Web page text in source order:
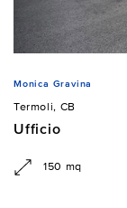
Monica Gravina
Termoli, CB
Ufficio
150 mq